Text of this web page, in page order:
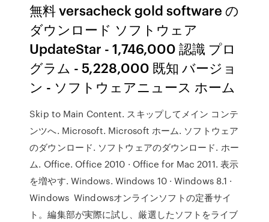
無料 versacheck gold software の
ダウンロード ソフトウェア
UpdateStar - 1,746,000 認識 プロ
グラム - 5,228,000 既知 バージョ
ン - ソフトウェアニュース ホーム
Skip to Main Content. スキップしてメイン コンテ
ンツへ. Microsoft. Microsoft ホーム. ソフトウェア
のダウンロード. ソフトウェアのダウンロード. ホー
ム. Office. Office 2010 · Office for Mac 2011. 表示
を増やす. Windows. Windows 10 · Windows 8.1 ·
Windows Windowsオンラインソフトの定番サイ
ト。編集部が実際に試し、厳選したソフトをライブ